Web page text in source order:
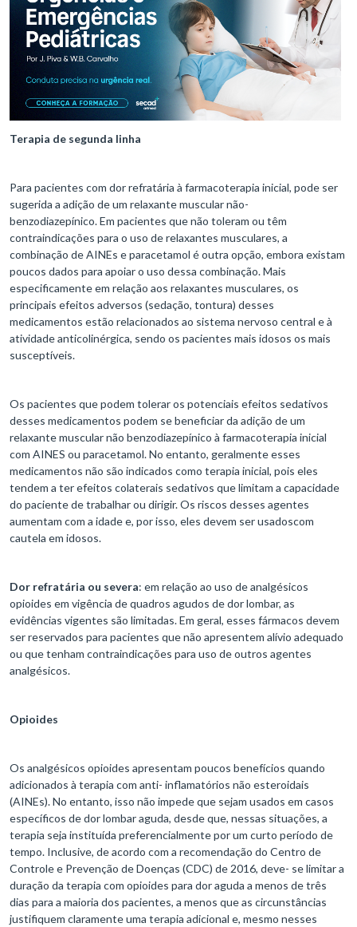
Terapia de segunda linha
Para pacientes com dor refratária à farmacoterapia inicial, pode ser
sugerida a adição de um relaxante muscular não-
benzodiazepínico. Em pacientes que não toleram ou têm
contraindicações para o uso de relaxantes musculares, a
combinação de AINEs e paracetamol é outra opção, embora existam
poucos dados para apoiar o uso dessa combinação. Mais
especificamente em relação aos relaxantes musculares, os
principais efeitos adversos (sedação, tontura) desses
medicamentos estão relacionados ao sistema nervoso central e à
atividade anticolinérgica, sendo os pacientes mais idosos os mais
susceptíveis.
Os pacientes que podem tolerar os potenciais efeitos sedativos
desses medicamentos podem se beneficiar da adição de um
relaxante muscular não benzodiazepínico à farmacoterapia inicial
com AINES ou paracetamol. No entanto, geralmente esses
medicamentos não são indicados como terapia inicial, pois eles
tendem a ter efeitos colaterais sedativos que limitam a capacidade
do paciente de trabalhar ou dirigir. Os riscos desses agentes
aumentam com a idade e, por isso, eles devem ser usados ​​com
cautela em idosos.
Dor refratária ou severa: em relação ao uso de analgésicos
opioides em vigência de quadros agudos de dor lombar, as
evidências vigentes são limitadas. Em geral, esses fármacos devem
ser reservados para pacientes que não apresentem alívio adequado
ou que tenham contraindicações para uso de outros agentes
analgésicos.
Opioides
Os analgésicos opioides apresentam poucos benefícios quando
adicionados à terapia com anti- inflamatórios não esteroidais
(AINEs). No entanto, isso não impede que sejam usados em casos
específicos de dor lombar aguda, desde que, nessas situações, a
terapia seja instituída preferencialmente por um curto período de
tempo. Inclusive, de acordo com a recomendação do Centro de
Controle e Prevenção de Doenças (CDC) de 2016, deve- se limitar a
duração da terapia com opioides para dor aguda a menos de três
dias para a maioria dos pacientes, a menos que as circunstâncias
justifiquem claramente uma terapia adicional e, mesmo nesses